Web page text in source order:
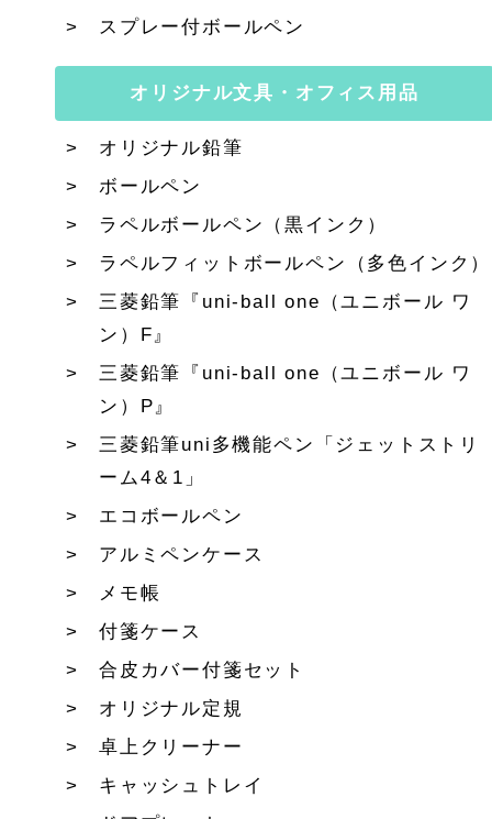
スプレー付ボールペン
オリジナル文具・オフィス用品
オリジナル鉛筆
ボールペン
ラペルボールペン（黒インク）
ラペルフィットボールペン（多色インク）
三菱鉛筆『uni-ball one（ユニボール ワ
ン）F』
三菱鉛筆『uni-ball one（ユニボール ワ
ン）P』
三菱鉛筆uni多機能ペン「ジェットストリ
ーム4＆1」
エコボールペン
アルミペンケース
メモ帳
付箋ケース
合皮カバー付箋セット
オリジナル定規
卓上クリーナー
キャッシュトレイ